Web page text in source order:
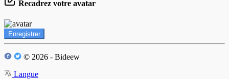
Recadrez votre avatar
Enregistrer
© 2026 - Bideew
Langue